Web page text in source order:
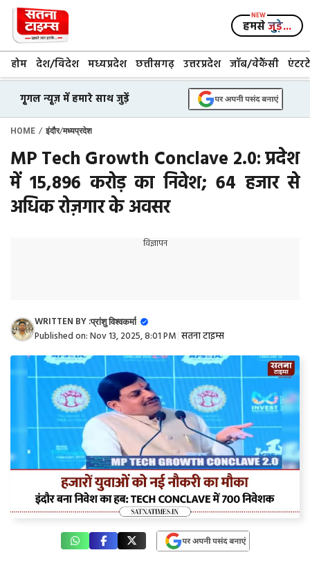
Skip
content
हमसेजुड़े...
होम देश/विदेश मध्यप्रदेश छत्तीसगढ़ उत्तरप्रदेश जॉब/वेकैंसी
गूगल न्यूज़ में हमारे साथ जुड़ें
HOME / इंदौर/मध्यप्रदेश
MP Tech Growth Conclave 2.0: प्रदेश
में ₹15,896 करोड़ का निवेश; 64 हजार से
अधिक रोज़गार के अवसर
विज्ञापन
WRITTEN BY :प्रांशु विश्वकर्मा
Published on:Nov 13, 2025, 8:01 PM सतना टाइम्स